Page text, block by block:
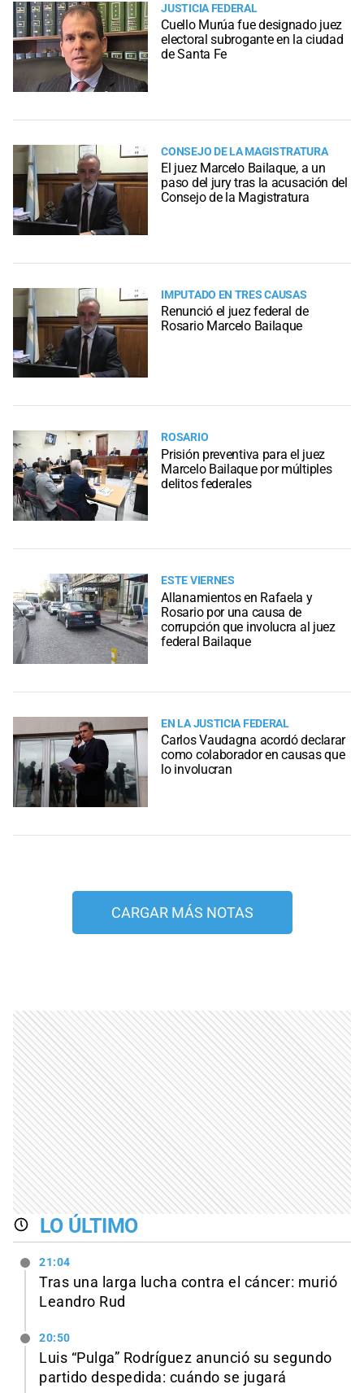
JUSTICIA FEDERAL
Cuello Murúa fue designado juez
electoral subrogante en la ciudad
de Santa Fe
CONSEJO DE LA MAGISTRATURA
El juez Marcelo Bailaque, a un
paso del jury tras la acusación del
Consejo de la Magistratura
IMPUTADO EN TRES CAUSAS
Renunció el juez federal de
Rosario Marcelo Bailaque
ROSARIO
Prisión preventiva para el juez
Marcelo Bailaque por múltiples
delitos federales
ESTE VIERNES
Allanamientos en Rafaela y
Rosario por una causa de
corrupción que involucra al juez
federal Bailaque
EN LA JUSTICIA FEDERAL
Carlos Vaudagna acordó declarar
como colaborador en causas que
lo involucran
CARGAR MÁS NOTAS
LO ÚLTIMO
21:04
Tras una larga lucha contra el cáncer: murió
Leandro Rud
20:50
Luis “Pulga” Rodríguez anunció su segundo
partido despedida: cuándo se jugará